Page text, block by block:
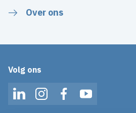
Over ons
Volg ons
LinkedInInstagramFacebookYouTube